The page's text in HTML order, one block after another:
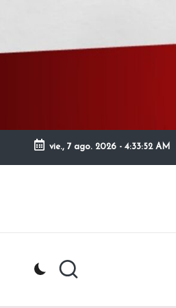
al
vie., 7 ago. 2026 - 4:33:54 AM
y